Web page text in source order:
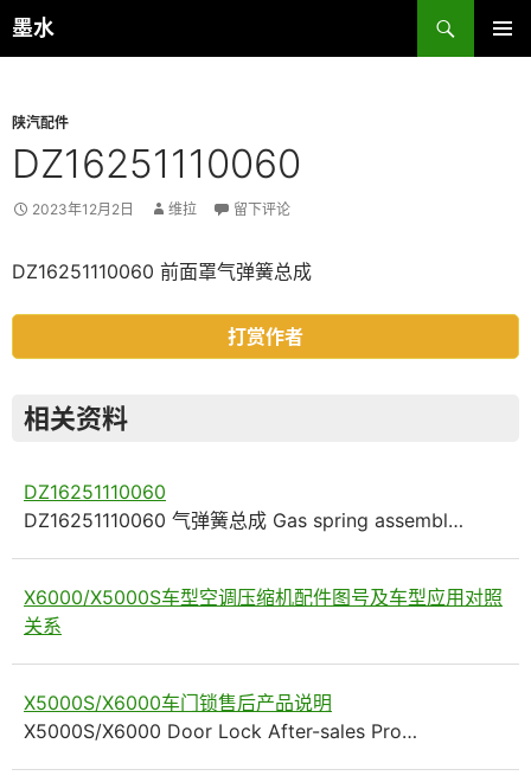
跳
至
墨水
搜
索
陕汽配件
DZ16251110060
2023年12月2日 维拉 留下评论
DZ16251110060 前面罩气弹簧总成
打赏作者
相关资料
DZ16251110060
DZ16251110060 气弹簧总成 Gas spring assembl…
X6000/X5000S车型空调压缩机配件图号及车型应用对照
关系
X5000S/X6000车门锁售后产品说明
X5000S/X6000 Door Lock After-sales Pro…